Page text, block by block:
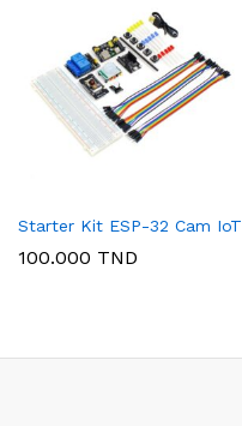
Starter Kit ESP-32 Cam IoT
100.000 TND